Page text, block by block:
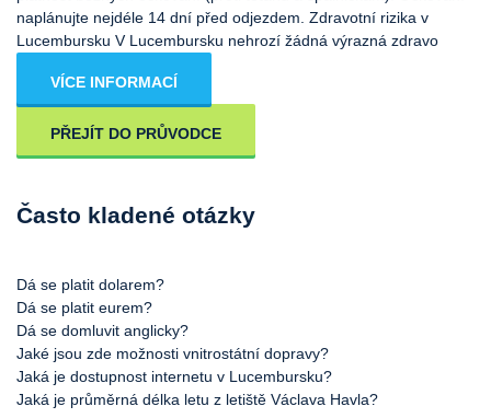
naplánujte nejdéle 14 dní před odjezdem. Zdravotní rizika v
Lucembursku V Lucembursku nehrozí žádná výrazná zdravo
VÍCE INFORMACÍ
PŘEJÍT DO PRŮVODCE
Často kladené otázky
Dá se platit dolarem?
Dá se platit eurem?
Dá se domluvit anglicky?
Jaké jsou zde možnosti vnitrostátní dopravy?
Jaká je dostupnost internetu v Lucembursku?
Jaká je průměrná délka letu z letiště Václava Havla?